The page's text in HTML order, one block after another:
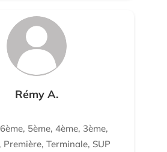
Rémy A.
5ème, 4ème, 3ème,
Première, Terminale, SUP